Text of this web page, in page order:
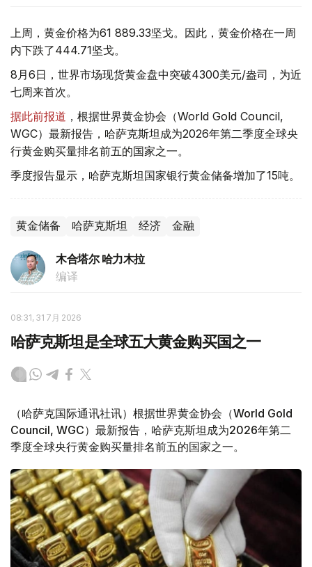
上周，黄金价格为61 889.33坚戈。因此，黄金价格在一周
内下跌了444.71坚戈。
8月6日，世界市场现货黄金盘中突破4300美元/盎司，为近
七周来首次。
据此前报道 ，根据世界黄金协会（World Gold Council,
WGC）最新报告，哈萨克斯坦成为2026年第二季度全球央
行黄金购买量排名前五的国家之一。
季度报告显示，哈萨克斯坦国家银行黄金储备增加了15吨。
黄金储备 哈萨克斯坦 经济 金融
木合塔尔 哈力木拉
编译
08:31, 31 7月 2026
哈萨克斯坦是全球五大黄金购买国之一
（哈萨克国际通讯社讯）根据世界黄金协会（World Gold
Council, WGC）最新报告，哈萨克斯坦成为2026年第二
季度全球央行黄金购买量排名前五的国家之一。